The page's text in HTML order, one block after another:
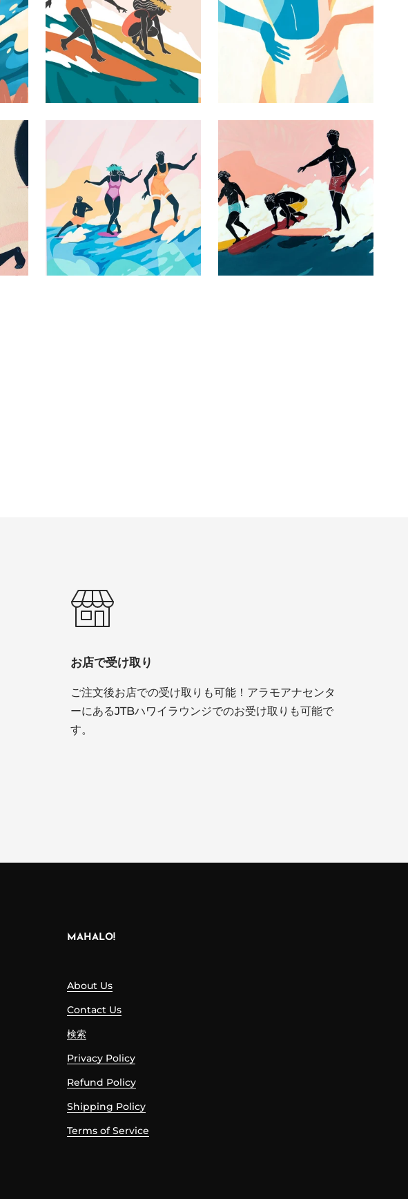
お店で受け取り
ご注文後お店での受け取りも可能！アラモアナセンタ
ーにあるJTBハワイラウンジでのお受け取りも可能で
す。
MAHALO!
About Us
Contact Us
検索
Privacy Policy
Refund Policy
Shipping Policy
Terms of Service